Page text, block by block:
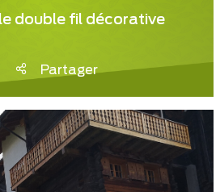
double fil décorative
Partager